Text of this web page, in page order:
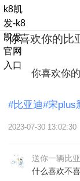
k8凯
发-k8
凯发
官网
入口
你喜欢你的比
        你喜欢你的比亚迪宋plus吗？
#比亚迪#宋plus
2023-07-30 13:02:30
送你一辆比
什么喜欢不